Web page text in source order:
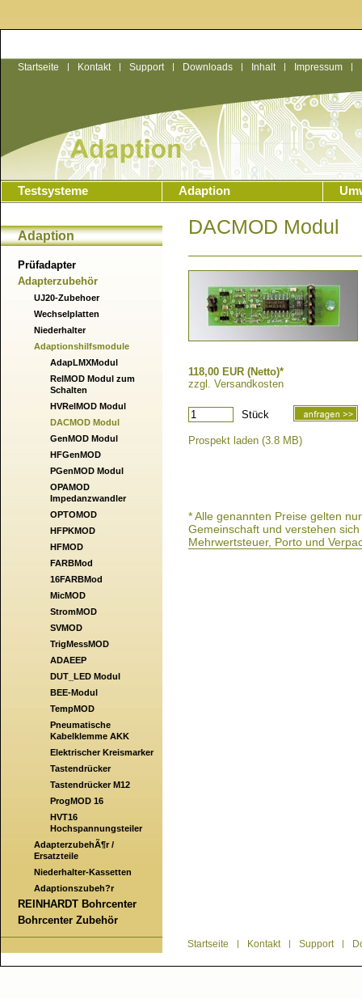
Startseite | Kontakt | Support | Downloads | Inhalt | Impressum |
Testsysteme Adaption
Adaption
Prüfadapter
Adapterzubehör
UJ20-Zubehoer
Wechselplatten
Niederhalter
Adaptionshilfsmodule
AdapLMXModul
RelMOD Modul zum
Schalten
HVRelMOD Modul
DACMOD Modul
GenMOD Modul
HFGenMOD
PGenMOD Modul
OPAMOD
Impedanzwandler
OPTOMOD
HFPKMOD
HFMOD
FARBMod
16FARBMod
MicMOD
StromMOD
SVMOD
TrigMessMOD
ADAEEP
DUT_LED Modul
BEE-Modul
TempMOD
Pneumatische
Kabelklemme AKK
Elektrischer Kreismarker
Tastendrücker
Tastendrücker M12
ProgMOD 16
HVT16
Hochspannungsteiler
AdapterzubehÃ¶r /
Ersatzteile
Niederhalter-Kassetten
Adaptionszubeh?r
REINHARDT Bohrcenter
Bohrcenter Zubehör
DACMOD Modul
118,00 EUR (Netto)*
zzgl. Versandkosten
Stück
Prospekt laden (3.8 MB)
* Alle genannten Preise gelten
Gemeinschaft und verstehen
Mehrwertsteuer, Porto und
Startseite | Kontakt | Support |